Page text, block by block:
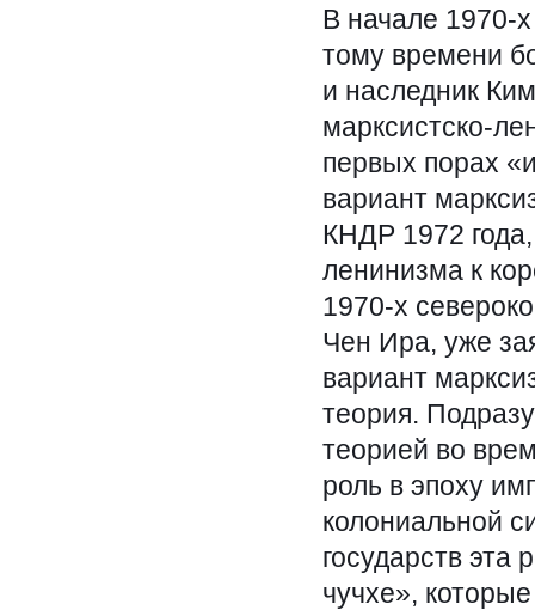
В начале 1970-х
тому времени
и наследник
марксистско-
первых порах
вариант
КНДР 1972
ленинизма к
1970-х
Чен Ира, уже
вариант
теория.
теорией во
роль в эпоху
колониальной
государств эта
чучхе»,